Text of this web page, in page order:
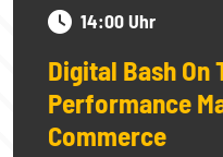
14:00 Uhr
Digital Bash On
Performance
Commerce